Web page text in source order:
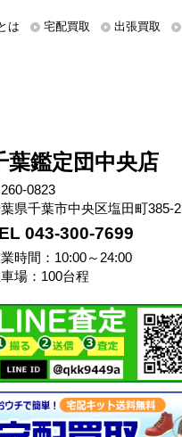
は 宅配買取 出張買取
葉鑑定団中央店
0823
県千葉市中央区塩田町385-2
043-300-7699
時間：10:00～24:00
場：100台程